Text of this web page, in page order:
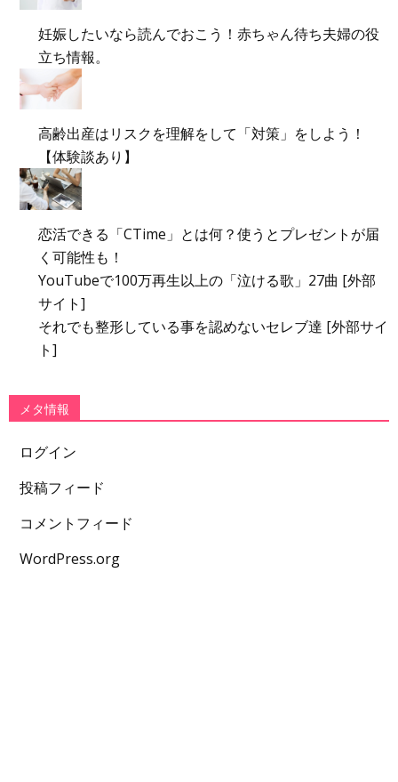
妊娠したいなら読んでおこう！赤ちゃん待ち夫婦の役
立ち情報。
高齢出産はリスクを理解をして「対策」をしよう！
【体験談あり】
恋活できる「CTime」とは何？使うとプレゼントが届
く可能性も！
YouTubeで100万再生以上の「泣ける歌」27曲 [外部
サイト]
それでも整形している事を認めないセレブ達 [外部サイ
ト]
メタ情報
ログイン
投稿フィード
コメントフィード
WordPress.org